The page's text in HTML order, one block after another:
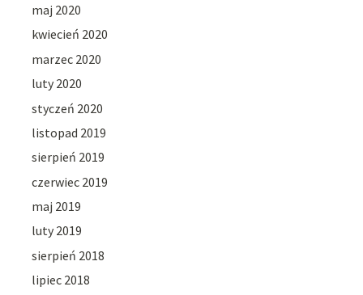
maj 2020
kwiecień 2020
marzec 2020
luty 2020
styczeń 2020
listopad 2019
sierpień 2019
czerwiec 2019
maj 2019
luty 2019
sierpień 2018
lipiec 2018